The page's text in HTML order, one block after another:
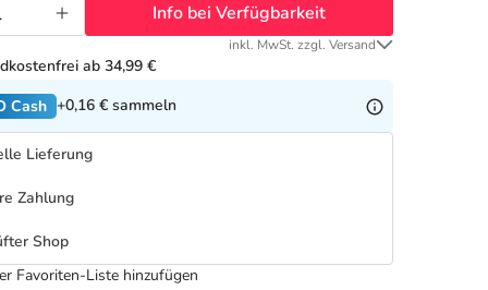
Info bei Verfügbarkeit
inkl. MwSt. zzgl. Versand
ab 34,99 €
Cash +0,16 € sammeln
Lieferung
Zahlung
Shop
Favoriten-Liste hinzufügen